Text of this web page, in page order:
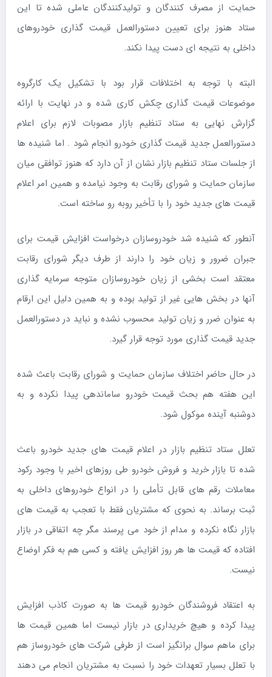
حمایت از مصرف کنندگان و تولیدکنندگان عاملی شده تا این
ستاد هنوز برای تعیین دستورالعمل قیمت گذاری خودروهای
داخلی به نتیجه ای دست پیدا نکند.
البته با توجه به اختلافات قرار بود با تشکیل یک کارگروه
موضوعات قیمت گذاری چکش کاری شده و در نهایت با ارائه
گزارش نهایی به ستاد تنظیم بازار مصوبات لازم برای اعلام
دستورالعمل جدید قیمت گذاری خودرو انجام شود . اما شنیده ها
از جلسات ستاد تنظیم بازار نشان از آن دارد که هنوز توافقی میان
سازمان حمایت و شورای رقابت به وجود نیامده و همین امر اعلام
قیمت های جدید خود را با تأخیر روبه رو ساخته است.
آنطور که شنیده شد خودروسازان درخواست افزایش قیمت برای
جبران ضرور و زیان خود را دارند از طرف دیگر شورای رقابت
معتقد است بخشی از زیان خودروسازان متوجه سرمایه گذاری
آنها در بخش هایی غیر از تولید بوده و به همین دلیل این ارقام
به عنوان ضرر و زیان تولید محسوب نشده و نباید در دستورالعمل
جدید قیمت گذاری مورد توجه قرار گیرد.
در حال حاضر اختلاف سازمان حمایت و شورای رقابت باعث شده
این هفته هم بحث قیمت خودرو ساماندهی پیدا نکرده و به
دوشنبه آینده موکول شود.
تعلل ستاد تنظیم بازار در اعلام قیمت های جدید خودرو باعث
شده تا بازار خرید و فروش خودرو طی روزهای اخیر با وجود رکود
معاملات رقم های قابل تأملی را در انواع خودروهای داخلی به
ثبت برساند. به نحوی که مشتریان فقط با تعجب به قیمت های
بازار نگاه نکرده و مدام از خود می پرسند مگر چه اتفاقی در بازار
افتاده که قیمت ها هر روز افزایش یافته و کسی هم به فکر اوضاع
نیست.
به اعتقاد فروشندگان خودرو قیمت ها به صورت کاذب افزایش
پیدا کرده و هیچ خریداری در بازار نیست اما همین قیمت ها
برای ماهم سوال برانگیز است از طرفی شرکت های خودروساز هم
با تعلل بسیار تعهدات خود را نسبت به مشتریان انجام می دهند